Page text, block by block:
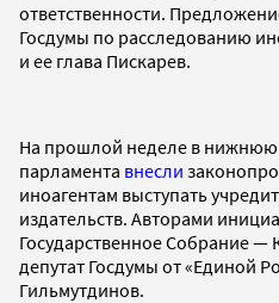
ответственности.
Госдумы по расследованию
и ее глава Пискарев.
На прошлой неделе в нижнюю
парламента внесли
иноагентам выступать
издательств. Авторами
Государственное Собрание —
депутат Госдумы от «Единой
Гильмутдинов.